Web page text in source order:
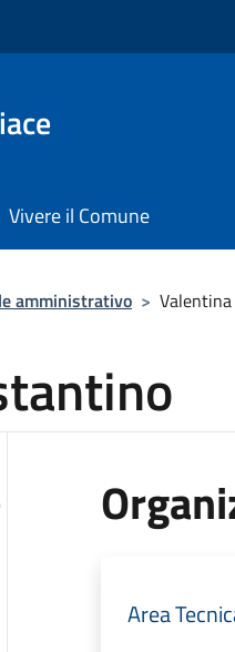
Vivere il Comune
amministrativo >
Area